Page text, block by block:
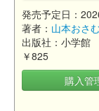
発売予定日：
著者： 山本おさ
出版社：小学館
￥825
購入管